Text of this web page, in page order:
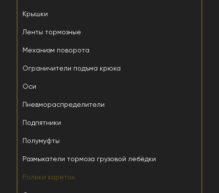
Крышки
Ленты тормозные
Механизм поворота
Ограничители подъма крюка
Оси
Пневмораспределители
Подпятники
Полумуфты
Размыкатели тормоза грузовой лебёдки
Ролики кареток